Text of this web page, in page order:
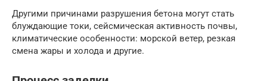
Другими причинами разрушения бетона могут стать
блуждающие токи, сейсмическая активность почвы,
климатические особенности: морской ветер, резкая
смена жары и холода и другие.